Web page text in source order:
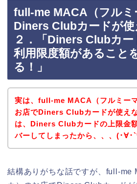
full-me MACA（フルミ
Diners Clubカードが使
２．「Diners Clubカ
利用限度額があること
る！」
実は、full-me MACA（フルミー
お店でDiners Clubカードが使え
は、Diners Clubカードの上限金
バーしてしまったから、、、(･∀･
結構ありがちな話ですが、full-me